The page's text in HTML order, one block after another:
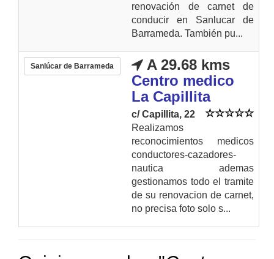
renovación de carnet de
conducir en Sanlucar de
Barrameda. También pu...
Sanlúcar de Barrameda
A 29.68 kms
Centro medico
La Capillita
c/ Capillita, 22
Realizamos
reconocimientos medicos
conductores-cazadores-
nautica ademas
gestionamos todo el tramite
de su renovacion de carnet,
no precisa foto solo s...